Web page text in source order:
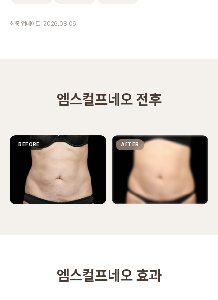
최종 업데이트: 2026.08.06
엠스컬프네오 전후
BEFORE AFTER
엠스컬프네오 효과